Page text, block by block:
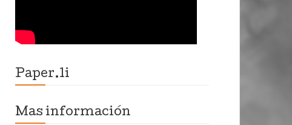
Paper.li
Mas información